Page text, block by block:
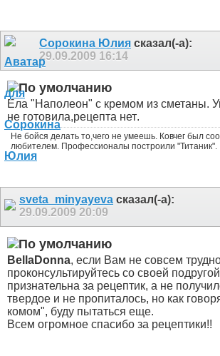
Сорокина Юлия сказал(-а):
29.09.2009 16:14
Ела "Наполеон" с кремом из сметаны.
не готовила,рецепта нет.
Не бойся делать то,чего не умеешь. Ковчег был
любителем. Профессионалы построили "Титаник".
sveta_minyayeva сказал(-а):
29.09.2009 20:09
BellaDonna, если Вам не совсем
проконсультируйтесь со своей
признательна за рецептик, а не
твердое и не пропиталось, но как
комом", буду пытаться еще.
Всем огромное спасибо за рецептики!!